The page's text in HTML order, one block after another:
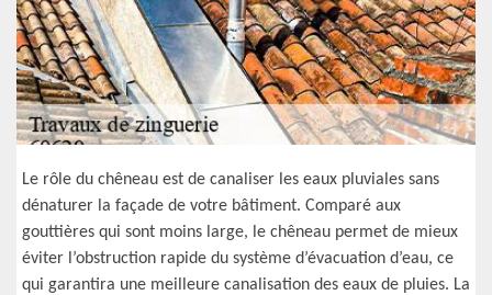
Le rôle du chêneau est de canaliser les eaux pluviales sans
dénaturer la façade de votre bâtiment. Comparé aux
gouttières qui sont moins large, le chêneau permet de mieux
éviter l’obstruction rapide du système d’évacuation d’eau, ce
qui garantira une meilleure canalisation des eaux de pluies. La